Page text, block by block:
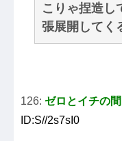
こりゃ捏造し
張展開してく
126: ゼロとイチの
ID:S//2s7sI0